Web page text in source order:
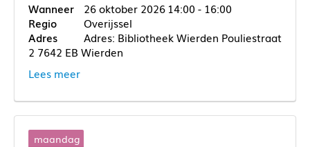
26 oktober 2026 14:00 - 16:00
Overijssel
Adres: Bibliotheek Wierden Pouliestraat
2 7642 EB Wierden
Lees meer
maandag